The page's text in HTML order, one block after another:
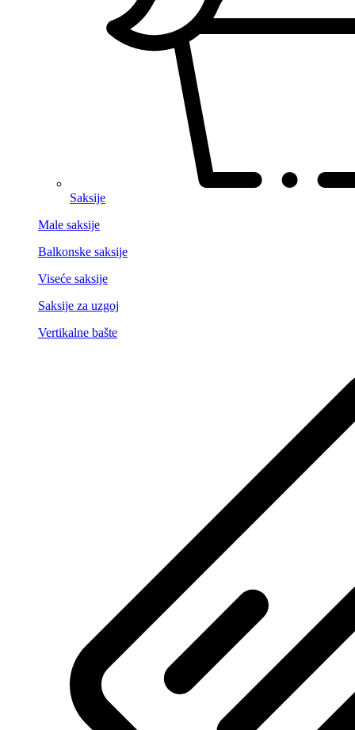
Saksije
Male saksije
Balkonske saksije
Viseće saksije
Saksije za uzgoj
Vertikalne bašte